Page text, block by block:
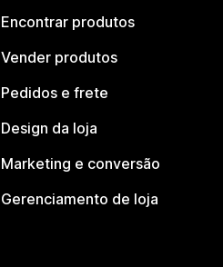
Encontrar produtos
Vender produtos
Pedidos e frete
Design da loja
Marketing e conversão
Gerenciamento de loja